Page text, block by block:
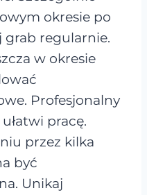
okresie po
grab regularnie.
w okresie
Profesjonalny
pracę.
przez kilka
być
Unikaj